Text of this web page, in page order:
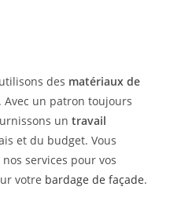
des matériaux de
un patron toujours
un travail
et du budget. Vous
services pour vos
votre bardage de façade.